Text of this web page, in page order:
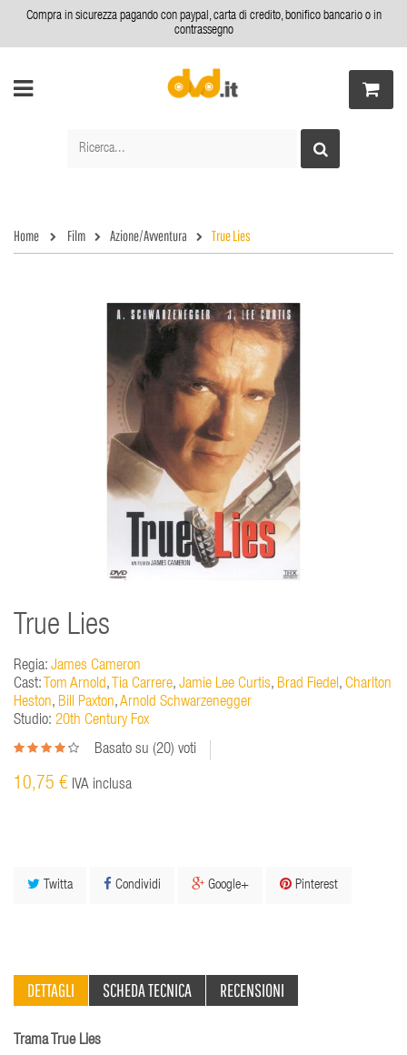
Compra in sicurezza pagando con paypal, carta di credito, bonifico bancario o in
contrassegno
Home Film Azione/Avventura True Lies
True Lies
Regia: James Cameron
Cast: Tom Arnold, Tia Carrere, Jamie Lee Curtis, Brad Fiedel, Charlton
Heston, Bill Paxton,Arnold Schwarzenegger
Studio: 20th Century Fox
Basato su (20) voti
10,75 € IVA inclusa
Twitta Condividi Google+ Pinterest
DETTAGLI SCHEDA TECNICA RECENSIONI
Trama True Lies